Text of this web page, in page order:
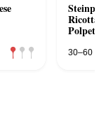
Polpette
30–60